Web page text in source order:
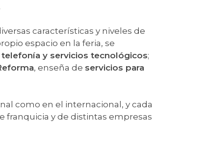
características y niveles de
espacio en la feria, se
telefonía y servicios tecnológicos;
, enseña de servicios para
como en el internacional, y cada
franquicia y de distintas empresas